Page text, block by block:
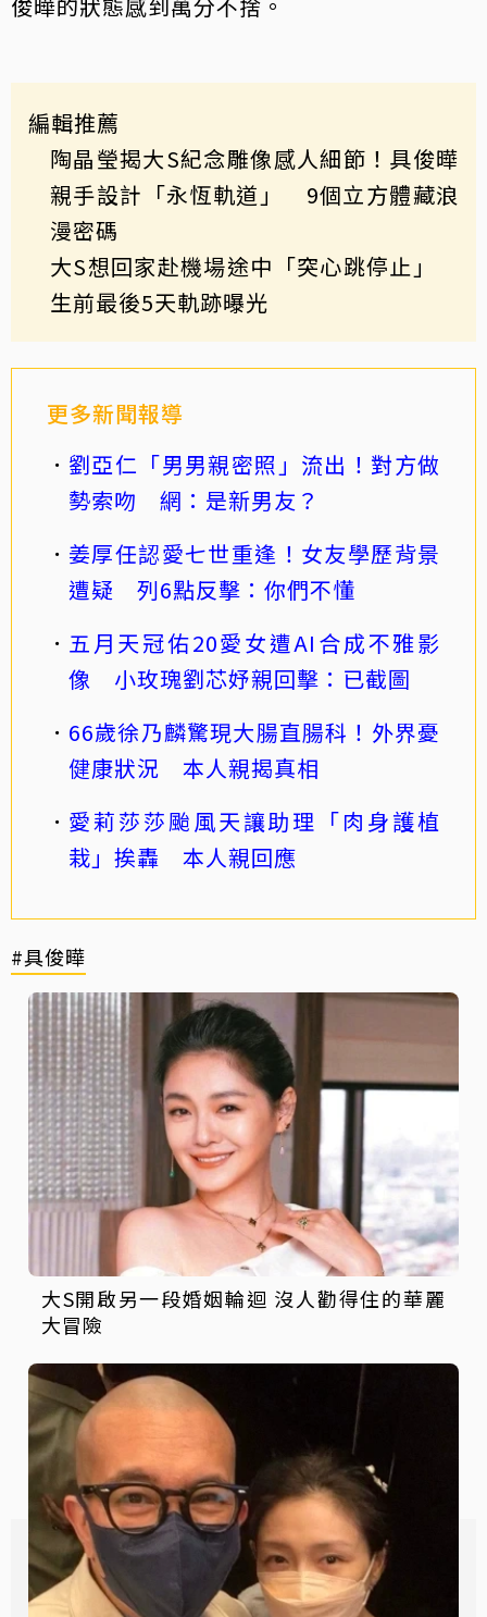
編輯推薦
陶晶瑩揭大S紀念雕像感人細節！具俊曄
親手設計「永恆軌道」 9個立方體藏浪
漫密碼
大S想回家赴機場途中「突心跳停止」
生前最後5天軌跡曝光
更多新聞報導
劉亞仁「男男親密照」流出！對方做
勢索吻 網：是新男友？
姜厚任認愛七世重逢！女友學歷背景
遭疑 列6點反擊：你們不懂
五月天冠佑20愛女遭AI合成不雅影
像 小玫瑰劉芯妤親回擊：已截圖
66歲徐乃麟驚現大腸直腸科！外界憂
健康狀況 本人親揭真相
愛莉莎莎颱風天讓助理「肉身護植
栽」挨轟 本人親回應
#具俊曄
大S開啟另一段婚姻輪迴 沒人勸得住的華麗
大冒險